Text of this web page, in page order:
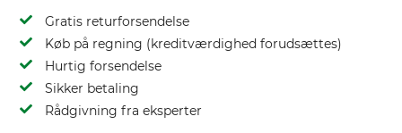
Gratis returforsendelse
Køb på regning (kreditværdighed forudsættes)
Hurtig forsendelse
Sikker betaling
Rådgivning fra eksperter